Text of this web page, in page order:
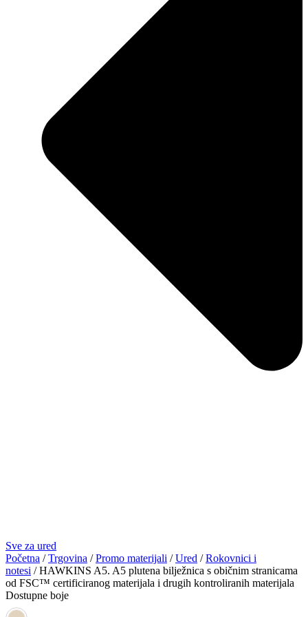
Sve za ured
Početna /Trgovina /Promo materijali /Ured /Rokovnici i
notesi / HAWKINS A5. A5 plutena bilježnica s običnim stranicama
od FSC™ certificiranog materijala i drugih kontroliranih materijala
Dostupne boje